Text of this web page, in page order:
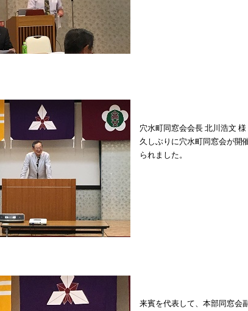
穴水町同窓会会長 北川浩文
久しぶりに穴水町同窓会が開
られました。
来賓を代表して、本部同窓会